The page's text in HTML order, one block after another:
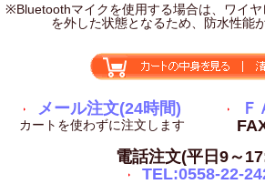
※Bluetoothマイクを使用する場合は、ワイ
を外した状態となるため、防水性能
メール注文(24時間)
カートを使わずに注文します
Ｆ
電話注文(平日9～
TEL:0558-22-